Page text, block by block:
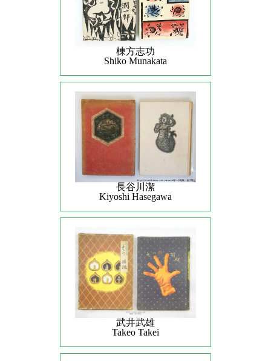
棟方志功
Shiko Munakata
長谷川潔
Kiyoshi Hasegawa
武井武雄
Takeo Takei